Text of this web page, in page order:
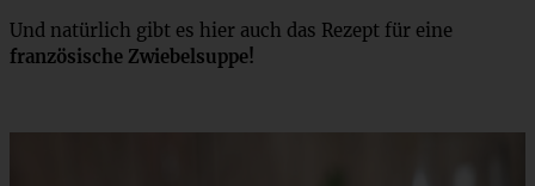
Und natürlich gibt es hier auch das Rezept für eine
französische Zwiebelsuppe!